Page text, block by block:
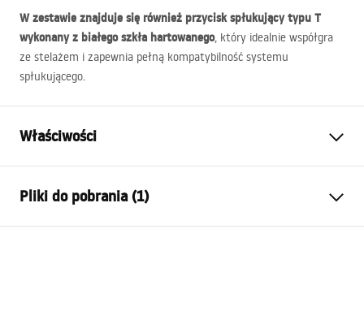
W zestawie znajduje się również przycisk spłukujący typu T
wykonany z białego szkła hartowanego, który idealnie współgra
ze stelażem i zapewnia pełną kompatybilność systemu
spłukującego.
Właściwości
Model
Kompatybilne przyciski
Typu T
Pliki do pobrania (1)